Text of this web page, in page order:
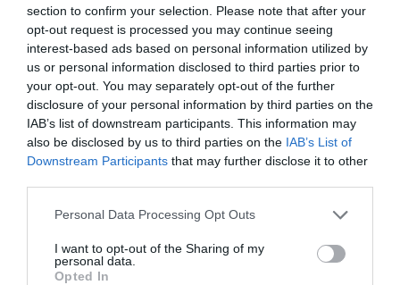
section to confirm your selection. Please note that after your
opt-out request is processed you may continue seeing
interest-based ads based on personal information utilized by
us or personal information disclosed to third parties prior to
your opt-out. You may separately opt-out of the further
disclosure of your personal information by third parties on the
IAB’s list of downstream participants. This information may
also be disclosed by us to third parties on the IAB’s List of
Downstream Participants that may further disclose it to other
Personal Data Processing Opt Outs
I want to opt-out of the Sharing of my
personal data.
Opted In
Koktider för ägg
RECEPT